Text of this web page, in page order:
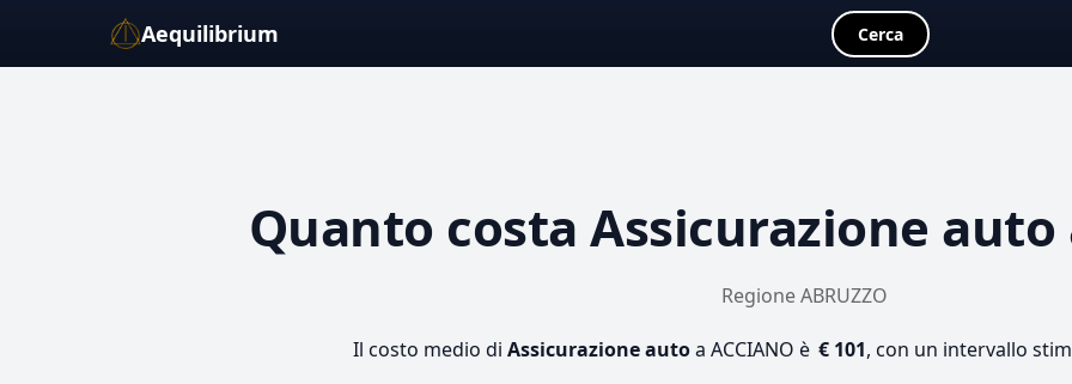
Aequilibrium Cerca
Quanto costa Assicurazione auto
Regione ABRUZZO
Il costo medio di Assicurazione autoa ACCIANO è € 101, con un intervallo